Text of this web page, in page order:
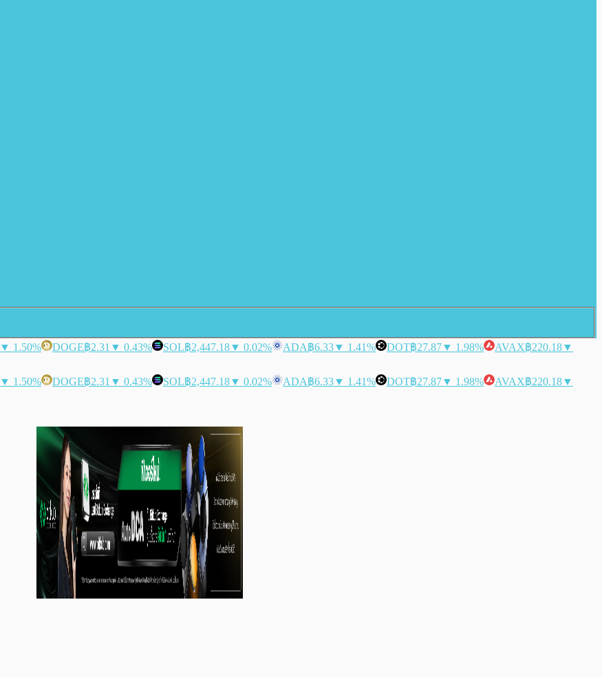
▼ 1.50% DOGE฿2.31 ▼ 0.43% SOL฿2,447.18▼ 0.02% ADA฿6.33▼ 1.41% DOT฿27.87▼ 1.98% AVAX฿220.18▼
▼ 1.50% DOGE฿2.31 ▼ 0.43% SOL฿2,447.18▼ 0.02% ADA฿6.33▼ 1.41% DOT฿27.87▼ 1.98% AVAX฿220.18▼